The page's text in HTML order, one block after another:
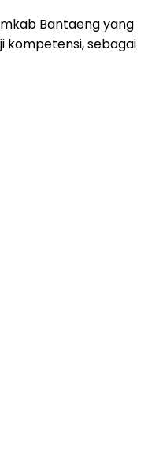
Bantaeng yang
kompetensi, sebagai